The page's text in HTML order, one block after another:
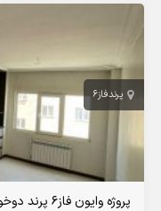
پرندفاز6
پروژه وایون فاز۶ پرند دوخوابه